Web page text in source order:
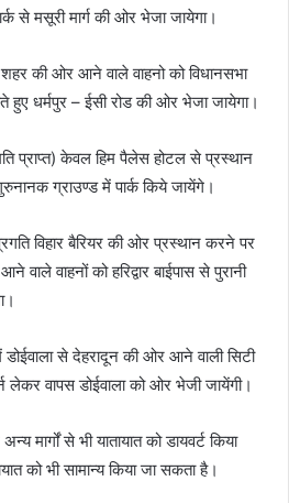
से मसूरी मार्ग की ओर भेजा जायेगा।
की ओर आने वाले वाहनो को विधानसभा
हुए धर्मपुर – ईसी रोड की ओर भेजा जायेगा।
प्राप्त) केवल हिम पैलेस होटल से प्रस्थान
ग्राउण्ड में पार्क किये जायेंगे।
विहार बैरियर की ओर प्रस्थान करने पर
वाहनों को हरिद्वार बाईपास से पुरानी
डोईवाला से देहरादून की ओर आने वाली सिटी
वापस डोईवाला को ओर भेजी जायेंगी।
मार्गों से भी यातायात को डायवर्ट किया
को भी सामान्य किया जा सकता है।